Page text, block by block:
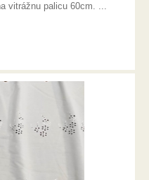
vitrážnu palicu 60cm. ...